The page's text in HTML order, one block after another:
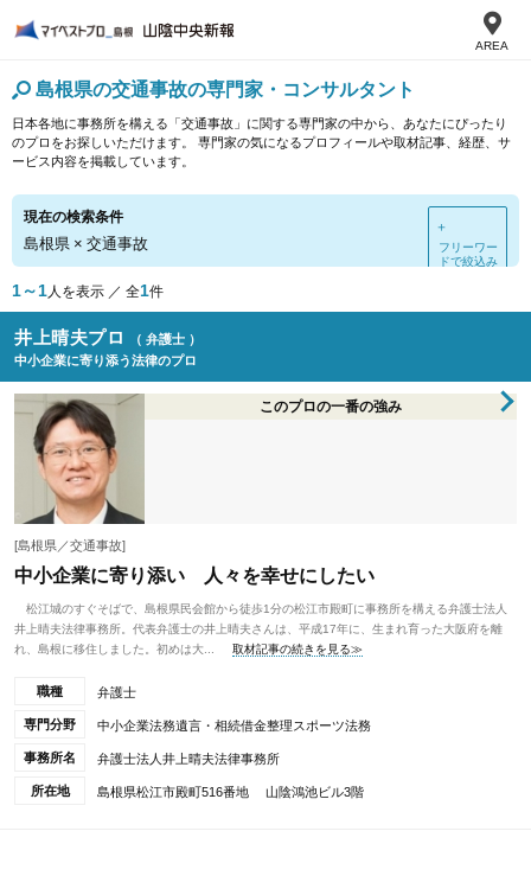
AREA
島根県の交通事故の専門家・コンサルタント
日本各地に事務所を構える「交通事故」に関する専門家の中から、あなたにぴったり
のプロをお探しいただけます。 専門家の気になるプロフィールや取材記事、経歴、サ
ービス内容を掲載しています。
現在の検索条件
島根県 × 交通事故
＋
フリーワー
ドで絞込み
1～1人を表示 ／ 全1件
井上晴夫プロ
（ 弁護士 ）
中小企業に寄り添う法律のプロ
このプロの一番の強み
[島根県／交通事故]
中小企業に寄り添い 人々を幸せにしたい
松江城のすぐそばで、島根県民会館から徒歩1分の松江市殿町に事務所を構える弁護士法人
井上晴夫法律事務所。代表弁護士の井上晴夫さんは、平成17年に、生まれ育った大阪府を離
れ、島根に移住しました。初めは大...
取材記事の続きを見る≫
職種 弁護士
専門分野 中小企業法務遺言・相続借金整理スポーツ法務
事務所名 弁護士法人井上晴夫法律事務所
所在地 島根県松江市殿町516番地 山陰鴻池ビル3階